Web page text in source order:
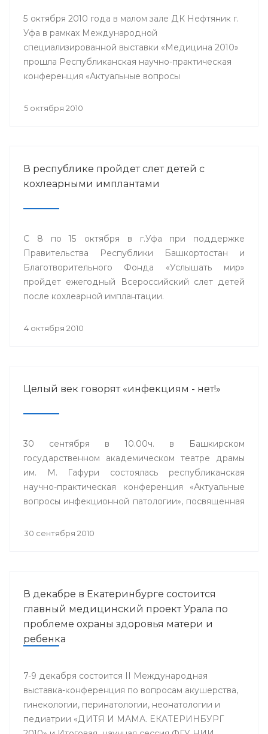
5 октября 2010 года в малом зале ДК Нефтяник г.
Уфа в рамках Международной
специализированной выставки «Медицина 2010»
прошла Республиканская научно-практическая
конференция «Актуальные вопросы
5 октября 2010
В республике пройдет слет детей с
кохлеарными имплантами
С 8 по 15 октября в г.Уфа при поддержке
Правительства Республики Башкортостан и
Благотворительного Фонда «Услышать мир»
пройдет ежегодный Всероссийский слет детей
после кохлеарной имплантации.
4 октября 2010
Целый век говорят «инфекциям - нет!»
30 сентября в 10.00ч. в Башкирском
государственном академическом театре драмы
им. М. Гафури состоялась республиканская
научно-практическая конференция «Актуальные
вопросы инфекционной патологии», посвященная
№4 города Уфы.
30 сентября 2010
В декабре в Екатеринбурге состоится
главный медицинский проект Урала по
проблеме охраны здоровья матери и
ребенка
7-9 декабря состоится II Международная
выставка-конференция по вопросам акушерства,
гинекологии, перинатологии, неонатологии и
педиатрии «ДИТЯ И МАМА. ЕКАТЕРИНБУРГ